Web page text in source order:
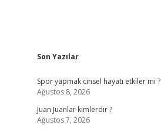
Sidebar
Son Yazılar
Spor yapmak cinsel hayatı etkiler mi ?
Ağustos 8, 2026
Juan Juanlar kimlerdir ?
Ağustos 7, 2026